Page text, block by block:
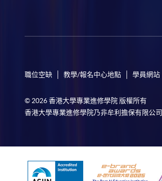
職位空缺 教學/報名中心地點 學員網站
© 2026 香港大學專業進修學院 版權所有
香港大學專業進修學院乃非牟利擔保有限公司